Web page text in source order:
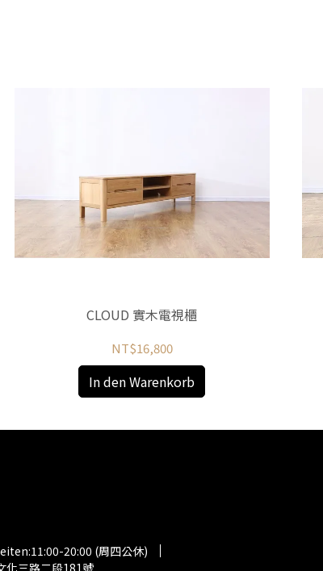
CLOUD 實木電視櫃
NT$16,800
In den Warenkorb
20:00 (周四公休)